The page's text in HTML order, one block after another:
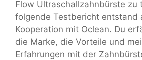
Flow Ultraschallzahnbürste zu
folgende Testbericht entstand
Kooperation mit Oclean. Du
die Marke, die Vorteile und
Erfahrungen mit der